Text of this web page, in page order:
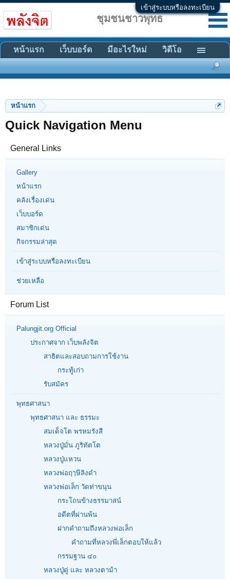
เข้าสู่ระบบหรือลงทะเบียน
หน้าแรก
Quick Navigation Menu
General Links
Gallery
หน้าแรก
คลังเรื่องเด่น
เว็บบอร์ด
สมาชิกเด่น
กิจกรรมล่าสุด
เข้าสู่ระบบหรือลงทะเบียน
ช่วยเหลือ
Forum List
Palungjit.org Official
ประกาศจาก เว็บพลังจิต
สาธิตและสอบถามการใช้งาน
กระทู้เก่า
รับสมัคร
พุทธศาสนา
พุทธศาสนา และ ธรรมะ
สมเด็จโต พรหมรังสี
หลวงปู่มั่น ภูริทัตโต
หลวงปู่แหวน
หลวงพ่อฤๅษีลิงดำ
หลวงพ่อเล็ก วัดท่าขนุน
กระโถนข้างธรรมาสน์
อดีตที่ผ่านพ้น
ฝากคำถามถึงหลวงพ่อเล็ก
คำถามที่หลวงพี่เล็กตอบให้แล้ว
กรรมฐาน ๔๐
หลวงปู่ดู่ และ หลวงตาม้า
ชุมชนชาวพุทธ
หน้าแรก เว็บบอร์ด มีอะไรใหม่ วิดีโอ